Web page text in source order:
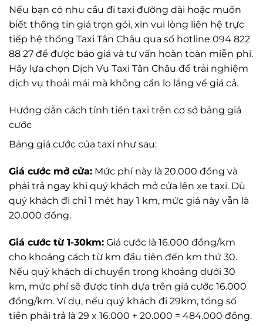
Nếu bạn có nhu cầu đi taxi đường dài hoặc muốn
biết thông tin giá trọn gói, xin vui lòng liên hệ trực
tiếp hệ thống Taxi Tân Châu qua số hotline 094 822
88 27 để được báo giá và tư vấn hoàn toàn miễn phí.
Hãy lựa chọn Dịch Vụ Taxi Tân Châu để trải nghiệm
dịch vụ thoải mái mà không cần lo lắng về giá cả.
Hướng dẫn cách tính tiền taxi trên cơ sở bảng giá
cước
Bảng giá cước của taxi như sau:
Giá cước mở cửa: Mức phí này là 20.000 đồng và
phải trả ngay khi quý khách mở cửa lên xe taxi. Dù
quý khách đi chỉ 1 mét hay 1 km, mức giá này vẫn là
20.000 đồng.
Giá cước từ 1-30km: Giá cước là 16.000 đồng/km
cho khoảng cách từ km đầu tiên đến km thứ 30.
Nếu quý khách di chuyển trong khoảng dưới 30
km, mức phí sẽ được tính dựa trên giá cước 16.000
đồng/km. Ví dụ, nếu quý khách đi 29km, tổng số
tiền phải trả là 29 x 16.000 + 20.000 = 484.000 đồng.